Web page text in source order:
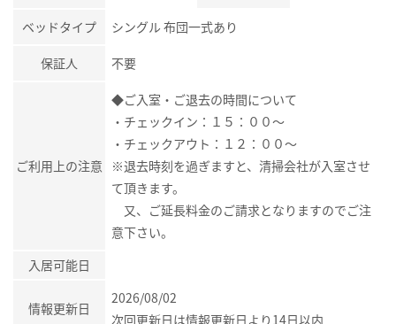
ベッドタイプ シングル 布団一式あり
保証人 不要
ご利用上の注意
◆ご入室・ご退去の時間について
・チェックイン：１５：００～
・チェックアウト：１２：００～
※退去時刻を過ぎますと、清掃会社が入室させ
て頂きます。
又、ご延長料金のご請求となりますのでご注
意下さい。
入居可能日
情報更新日
2026/08/02
次回更新日は情報更新日より14日以内